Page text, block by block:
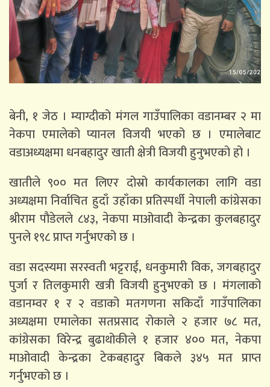
बेनी, १ जेठ । म्याग्दीको मंगल गाउँपालिका वडानम्बर २ मा
नेकपा एमालेको प्यानल विजयी भएको छ । एमालेबाट
वडाअध्यक्षमा धनबहादुर खाती क्षेत्री विजयी हुनुभएको हो ।
खातीले ९०० मत लिएर दोस्रो कार्यकालका लागि वडा
अध्यक्षमा निर्वाचित हुदाँ उहाँका प्रतिस्पर्धी नेपाली कांग्रेसका
श्रीराम पौडेलले ८४३, नेकपा माओवादी केन्द्रका कुलबहादुर
पुनले १९८ प्राप्त गर्नुभएको छ ।
वडा सदस्यमा सरस्वती भट्टराई, धनकुमारी विक, जगबहादुर
पुर्जा र तिलकुमारी खत्री विजयी हुनुभएको छ । मंगलाको
वडानम्वर १ र २ वडाको मतगणना सकिदाँ गाउँपालिका
अध्यक्षमा एमालेका सतप्रसाद रोकाले २ हजार ७८ मत,
कांग्रेसका विरेन्द्र बुढाथोकीले १ हजार ४०० मत, नेकपा
माओवादी केन्द्रका टेकबहादुर बिकले ३४५ मत प्राप्त
गर्नुभएको छ ।